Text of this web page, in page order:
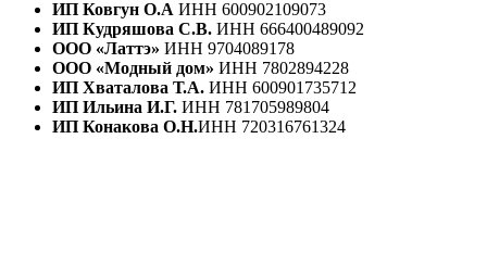
ИП Ковгун О.А ИНН 600902109073
ИП Кудряшова С.В. ИНН 666400489092
ООО «Латтэ» ИНН 9704089178
ООО «Модный дом» ИНН 7802894228
ИП Хваталова Т.А. ИНН 600901735712
ИП Ильина И.Г. ИНН 781705989804
ИП Конакова О.Н.ИНН 720316761324